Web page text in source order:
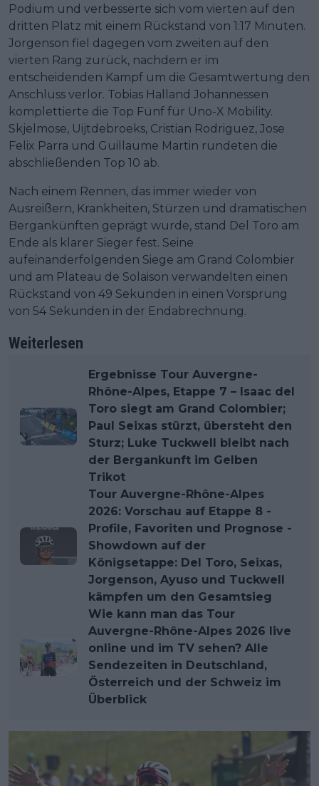
Podium und verbesserte sich vom vierten auf den
dritten Platz mit einem Rückstand von 1:17 Minuten.
Jorgenson fiel dagegen vom zweiten auf den
vierten Rang zurück, nachdem er im
entscheidenden Kampf um die Gesamtwertung den
Anschluss verlor. Tobias Halland Johannessen
komplettierte die Top Fünf für Uno-X Mobility.
Skjelmose, Uijtdebroeks, Cristian Rodriguez, Jose
Felix Parra und Guillaume Martin rundeten die
abschließenden Top 10 ab.
Nach einem Rennen, das immer wieder von
Ausreißern, Krankheiten, Stürzen und dramatischen
Bergankünften geprägt wurde, stand Del Toro am
Ende als klarer Sieger fest. Seine
aufeinanderfolgenden Siege am Grand Colombier
und am Plateau de Solaison verwandelten einen
Rückstand von 49 Sekunden in einen Vorsprung
von 54 Sekunden in der Endabrechnung.
Weiterlesen
Ergebnisse Tour Auvergne-
Rhône-Alpes, Etappe 7 – Isaac del
Toro siegt am Grand Colombier;
Paul Seixas stürzt, übersteht den
Sturz; Luke Tuckwell bleibt nach
der Bergankunft im Gelben
Trikot
Tour Auvergne-Rhône-Alpes
2026: Vorschau auf Etappe 8 -
Profile, Favoriten und Prognose -
Showdown auf der
Königsetappe: Del Toro, Seixas,
Jorgenson, Ayuso und Tuckwell
kämpfen um den Gesamtsieg
Wie kann man das Tour
Auvergne-Rhône-Alpes 2026 live
online und im TV sehen? Alle
Sendezeiten in Deutschland,
Österreich und der Schweiz im
Überblick